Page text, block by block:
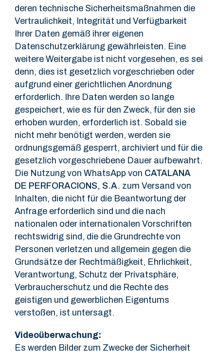
deren technische Sicherheitsmaßnahmen die
Vertraulichkeit, Integrität und Verfügbarkeit
Ihrer Daten gemäß ihrer eigenen
Datenschutzerklärung gewährleisten. Eine
weitere Weitergabe ist nicht vorgesehen, es sei
denn, dies ist gesetzlich vorgeschrieben oder
aufgrund einer gerichtlichen Anordnung
erforderlich. Ihre Daten werden so lange
gespeichert, wie es für den Zweck, für den sie
erhoben wurden, erforderlich ist. Sobald sie
nicht mehr benötigt werden, werden sie
ordnungsgemäß gesperrt, archiviert und für die
gesetzlich vorgeschriebene Dauer aufbewahrt.
Die Nutzung von WhatsApp von CATALANA
DE PERFORACIONS, S.A. zum Versand von
Inhalten, die nicht für die Beantwortung der
Anfrage erforderlich sind und die nach
nationalen oder internationalen Vorschriften
rechtswidrig sind, die die Grundrechte von
Personen verletzen und allgemein gegen die
Grundsätze der Rechtmäßigkeit, Ehrlichkeit,
Verantwortung, Schutz der Privatsphäre,
Verbraucherschutz und die Rechte des
geistigen und gewerblichen Eigentums
verstoßen, ist untersagt.
Videoüberwachung:
Es werden Bilder zum Zwecke der Sicherheit